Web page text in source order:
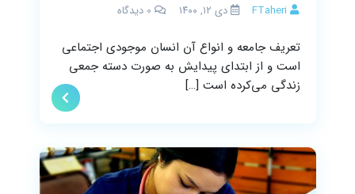
FTaheri دی ۱۲, ۱۴۰۰ 0 دیدگاه
تعریف جامعه و انواع آن انسان موجودی اجتماعی
است و از ابتدای پیدایش به صورت دسته جمعی
زندگی می‌کرده است […]